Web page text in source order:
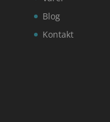
Blog
Kontakt